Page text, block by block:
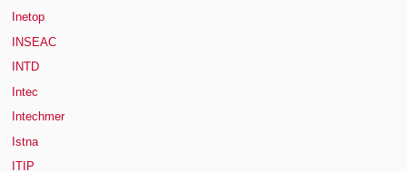
Inetop
INSEAC
INTD
Intec
Intechmer
Istna
ITIP